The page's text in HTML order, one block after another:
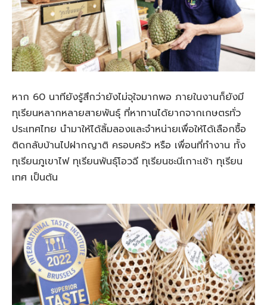
หาก 60 นาทียังรู้สึกว่ายังไม่จุใจมากพอ ภายในงานก็ยังมี
ทุเรียนหลากหลายสายพันธุ์ ที่หาทานได้ยากจากเกษตรทั่ว
ประเทศไทย นำมาให้ได้ลิ้มลองและจำหน่ายเพื่อให้ได้เลือกซื้อ
ติดกลับบ้านไปฝากญาติ ครอบครัว หรือ เพื่อนที่ทำงาน ทั้ง
ทุเรียนภูเขาไฟ ทุเรียนพันธุ์โอวฉี ทุเรียนชะนีเกาะเช้า ทุเรียน
เทศ เป็นต้น